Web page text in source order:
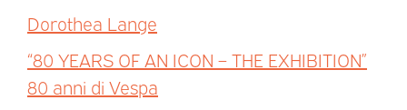
Dorothea Lange
“80 YEARS OF AN ICON – THE EXHIBITION”
80 anni di Vespa